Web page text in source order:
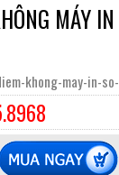
MÁY
khong-may-in-